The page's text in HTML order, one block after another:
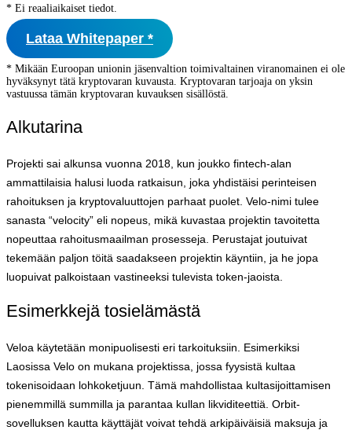
* Ei reaaliaikaiset tiedot.
Lataa Whitepaper *
* Mikään Euroopan unionin jäsenvaltion toimivaltainen viranomainen ei ole
hyväksynyt tätä kryptovaran kuvausta. Kryptovaran tarjoaja on yksin
vastuussa tämän kryptovaran kuvauksen sisällöstä.
Alkutarina
Projekti sai alkunsa vuonna 2018, kun joukko fintech-alan
ammattilaisia halusi luoda ratkaisun, joka yhdistäisi perinteisen
rahoituksen ja kryptovaluuttojen parhaat puolet. Velo-nimi tulee
sanasta “velocity” eli nopeus, mikä kuvastaa projektin tavoitetta
nopeuttaa rahoitusmaailman prosesseja. Perustajat joutuivat
tekemään paljon töitä saadakseen projektin käyntiin, ja he jopa
luopuivat palkoistaan vastineeksi tulevista token-jaoista.
Esimerkkejä tosielämästä
Veloa käytetään monipuolisesti eri tarkoituksiin. Esimerkiksi
Laosissa Velo on mukana projektissa, jossa fyysistä kultaa
tokenisoidaan lohkoketjuun. Tämä mahdollistaa kultasijoittamisen
pienemmillä summilla ja parantaa kullan likviditeettiä. Orbit-
sovelluksen kautta käyttäjät voivat tehdä arkipäiväisiä maksuja ja